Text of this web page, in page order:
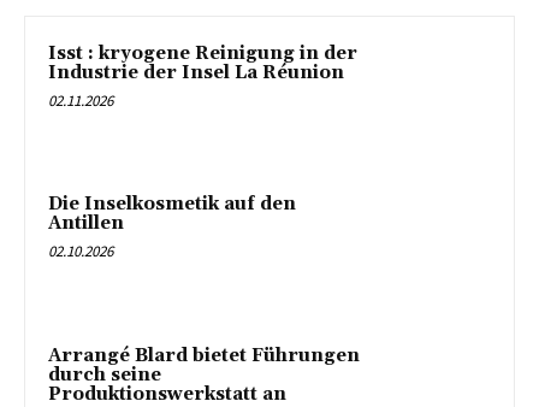
Isst : kryogene Reinigung in der
Industrie der Insel La Réunion
02.11.2026
Die Inselkosmetik auf den
Antillen
02.10.2026
Arrangé Blard bietet Führungen
durch seine
Produktionswerkstatt an